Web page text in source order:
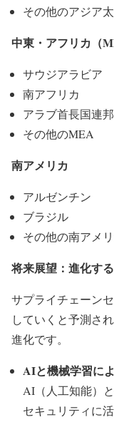
その他のアジア
中東・アフリカ（
サウジアラビア
南アフリカ
アラブ首長国連邦
その他のMEA
南アメリカ
アルゼンチン
ブラジル
その他の南アメ
将来展望：進化す
サプライチェーン
していくと予測さ
進化です。
AIと機械学習に
AI（人工知能）
セキュリティに